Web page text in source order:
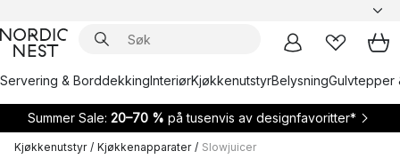
Servering & BorddekkingInteriørKjøkkenutstyrBelysningGulvtepper
Summer Sale: 20–70 % på tusenvis av designfavoritter*
Kjøkkenutstyr / Kjøkkenapparater / Slowjuicer